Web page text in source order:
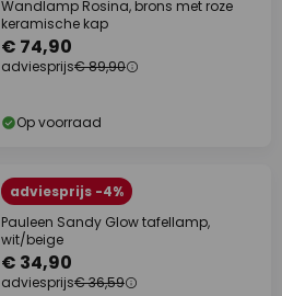
Wandlamp Rosina, brons met roze
keramische kap
€ 74,90
adviesprijs€ 89,90
Op voorraad
adviesprijs -4%
Pauleen Sandy Glow tafellamp,
wit/beige
€ 34,90
adviesprijs€ 36,59